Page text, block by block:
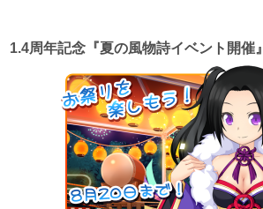
1.4周年記念『夏の風物詩イベント開催』